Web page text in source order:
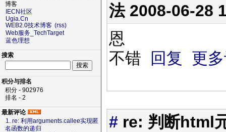
博客
IECN社区
Ugia.Cn
WEB2.0技术博客 (rss)
Web服务_TechTarget
蓝色理想
搜索
积分与排名
积分 - 902976
排名 - 2
最新评论
1. re: 利用arguments.callee实现匿
名函数的递归
法 2008-06-28
恩
不错
回复 更
# re: 判断html